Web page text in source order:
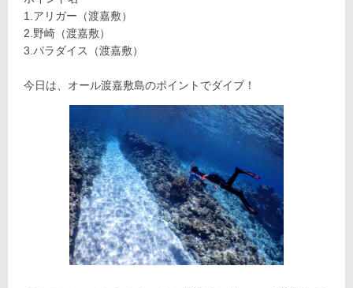
1.アリガー（渡嘉敷）
2.野崎（渡嘉敷）
3.パラダイス（渡嘉敷）
今日は、オール渡嘉敷島のポイントでダイブ！